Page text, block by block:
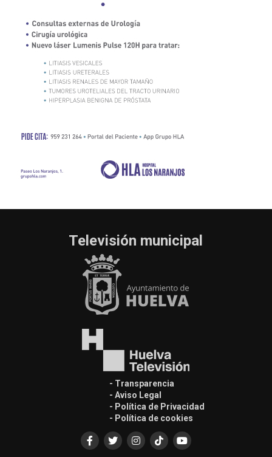
Televisión municipal
- Transparencia
- Aviso Legal
- Política de Privacidad
- Política de cookies